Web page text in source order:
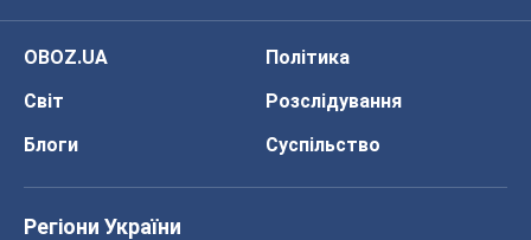
OBOZ.UA
Політика
Світ
Розслідування
Блоги
Суспільство
Регіони України